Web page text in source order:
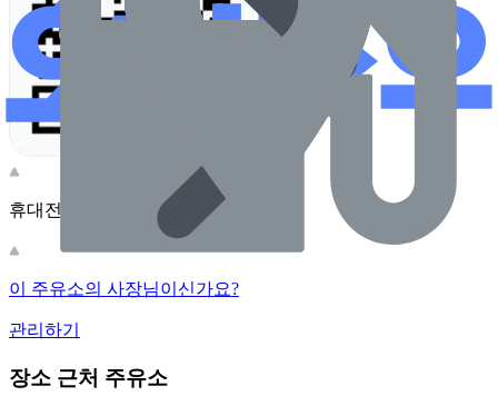
휴대전화 카메라로 찍어보세요
이 주유소의 사장님이신가요?
관리하기
장소 근처 주유소